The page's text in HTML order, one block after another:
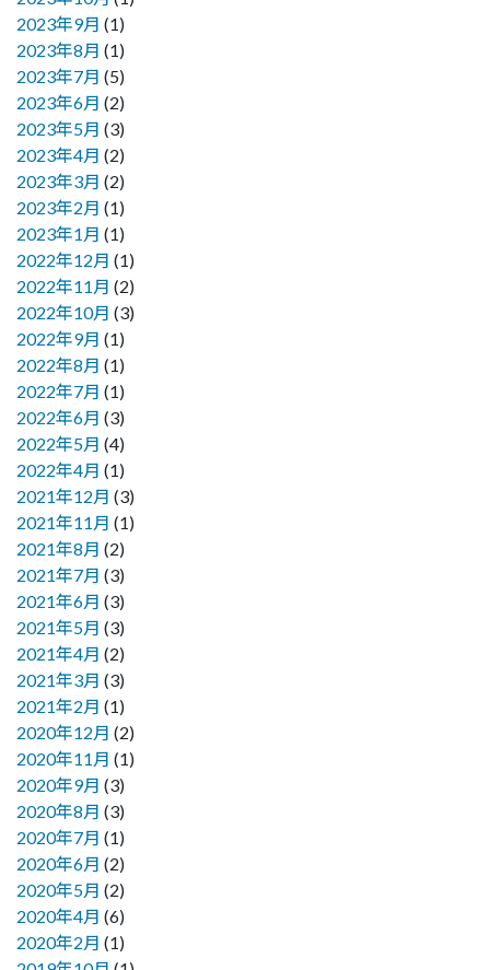
2023年9月 (1)
2023年8月 (1)
2023年7月 (5)
2023年6月 (2)
2023年5月 (3)
2023年4月 (2)
2023年3月 (2)
2023年2月 (1)
2023年1月 (1)
2022年12月 (1)
2022年11月 (2)
2022年10月 (3)
2022年9月 (1)
2022年8月 (1)
2022年7月 (1)
2022年6月 (3)
2022年5月 (4)
2022年4月 (1)
2021年12月 (3)
2021年11月 (1)
2021年8月 (2)
2021年7月 (3)
2021年6月 (3)
2021年5月 (3)
2021年4月 (2)
2021年3月 (3)
2021年2月 (1)
2020年12月 (2)
2020年11月 (1)
2020年9月 (3)
2020年8月 (3)
2020年7月 (1)
2020年6月 (2)
2020年5月 (2)
2020年4月 (6)
2020年2月 (1)